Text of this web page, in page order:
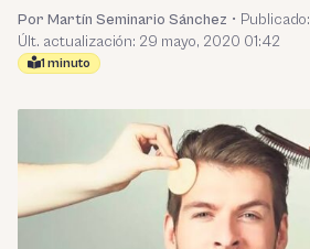
Por Martín Seminario Sánchez • Publicado:
Últ. actualización: 29 mayo, 2020 01:42
1 minuto